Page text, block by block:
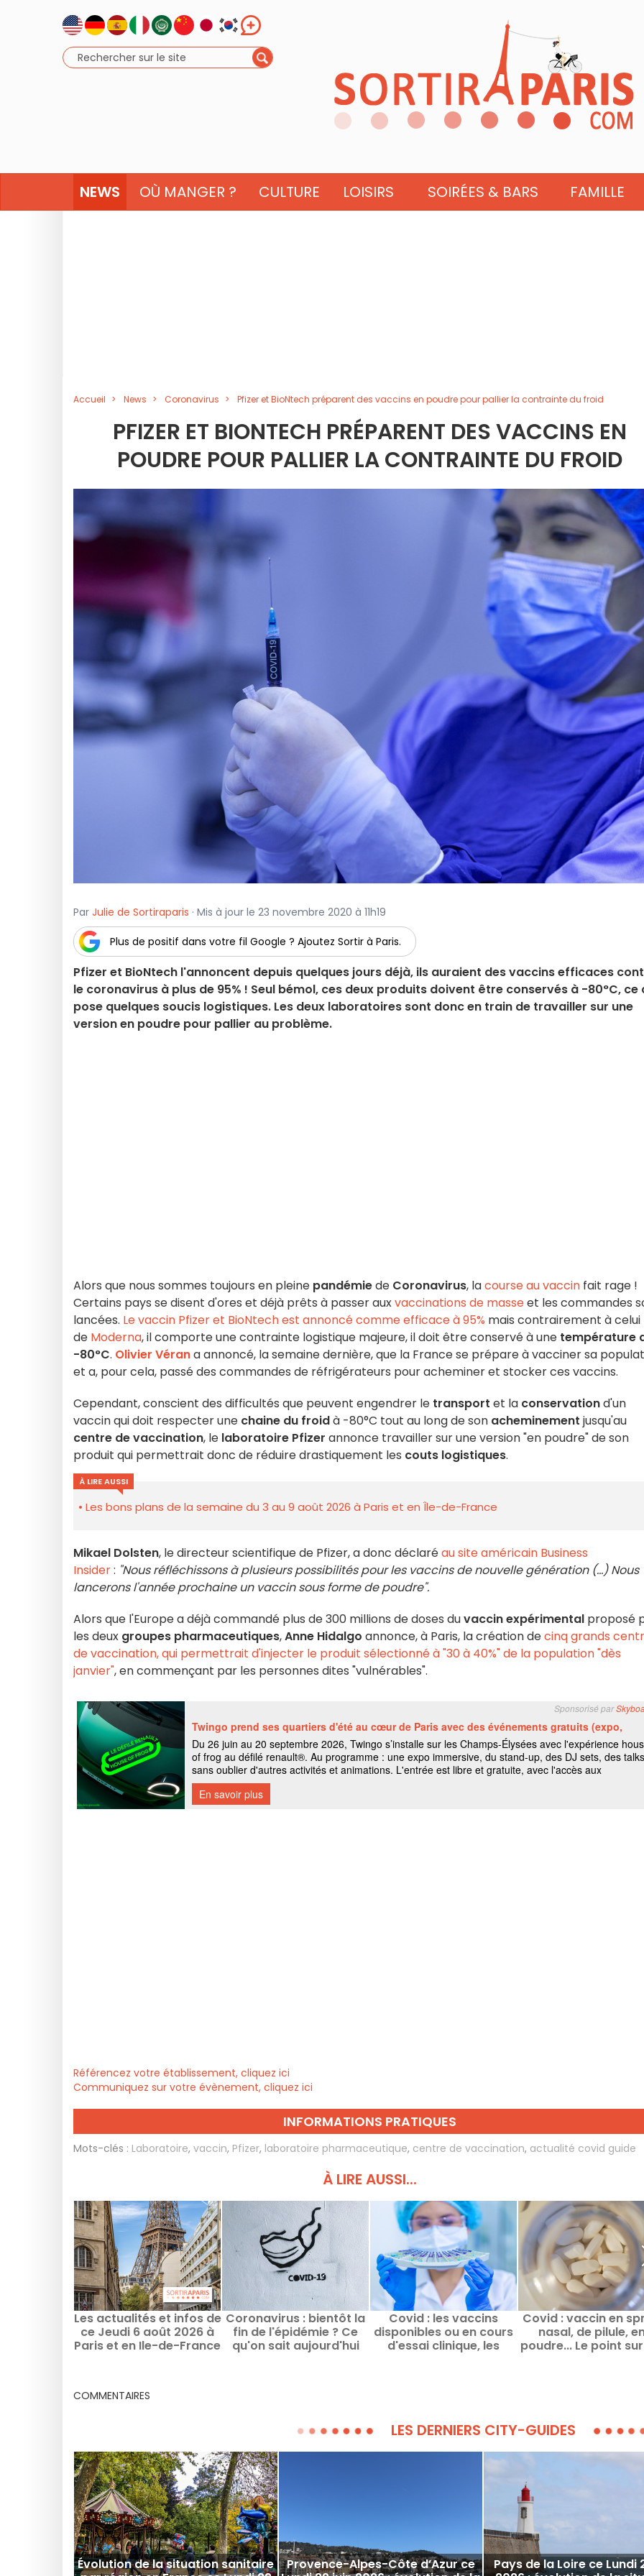
NEWS OÙ MANGER ? CULTURE LOISIRS SOIRÉES & BARS FAMILLE
Accueil News Coronavirus Pfizer et BioNtech préparent des vaccins en poudre pour pallier la contrainte du froid
PFIZER ET BIONTECH PRÉPARENT DES VACCINS EN
POUDRE POUR PALLIER LA CONTRAINTE DU FROID
Par Julie de Sortiraparis · Mis à jour le 23 novembre 2020 à 11h19
Plus de positif dans votre fil Google ? Ajoutez Sortir à Paris.
Pfizer et BioNtech l'annoncent depuis quelques jours déjà, ils auraient des vaccins efficaces
le coronavirus à plus de 95% ! Seul bémol, ces deux produits doivent être conservés à -80°C, ce
pose quelques soucis logistiques. Les deux laboratoires sont donc en train de travailler sur une
version en poudre pour pallier au problème.
Alors que nous sommes toujours en pleine pandémiede Coronavirus, lacourse au vaccin fait rage !
Certains pays se disent d'ores et déjà prêts à passer auxvaccinations de masseet les commandes
lancées. Le vaccin Pfizer et BioNtech est annoncé comme efficace à 95% mais contrairement à celui
de Moderna, il comporte une contrainte logistique majeure, il doit être conservé à une température
-80°C. Olivier Vérana annoncé, la semaine dernière, que la France se prépare à vacciner sa
et a, pour cela, passé des commandes de réfrigérateurs pour acheminer et stocker ces vaccins.
Cependant, conscient des difficultés que peuvent engendrer le transport et la conservationd'un
vaccin qui doit respecter une chaine du froidà -80°C tout au long de son acheminement jusqu'au
centre de vaccination, le laboratoire Pfizer annonce travailler sur une version "en poudre" de son
produit qui permettrait donc de réduire drastiquement les couts logistiques.
À LIRE AUSSI
Les bons plans de la semaine du 3 au 9 août 2026 à Paris et en Île-de-France
Mikael Dolsten, le directeur scientifique de Pfizer, a donc déclaréau site américain Business
Insider: "Nous réfléchissons à plusieurs possibilités pour les vaccins de nouvelle génération (...) Nous
lancerons l'année prochaine un vaccin sous forme de poudre".
Alors que l'Europe a déjà commandé plus de 300 millions de doses duvaccin expérimental proposé
les deux groupes pharmaceutiques,Anne Hidalgo annonce, à Paris, la création decinq grands
de vaccination, qui permettrait d'injecter le produit sélectionné à "30 à 40%" de la population "dès
janvier", en commençant par les personnes dites "vulnérables".
Référencez votre établissement, cliquez ici
Communiquez sur votre évènement, cliquez ici
INFORMATIONS PRATIQUES
Mots-clés : Laboratoire, vaccin, Pfizer, laboratoire pharmaceutique, centre de vaccination, actualité covid guide
À LIRE AUSSI...
Les actualités et infos de
ce Jeudi 6 août 2026 à
Paris et en Ile-de-France
Coronavirus : bientôt la
fin de l'épidémie ? Ce
qu'on sait aujourd'hui
Covid : les vaccins
disponibles ou en cours
d'essai clinique, les
Covid : vaccin en
nasal, de pilule,
poudre... Le point
COMMENTAIRES
LES DERNIERS CITY-GUIDES
Évolution de la situation sanitaire
Provence-Alpes-Côte d’Azur ce
Pays de la Loire ce Lundi